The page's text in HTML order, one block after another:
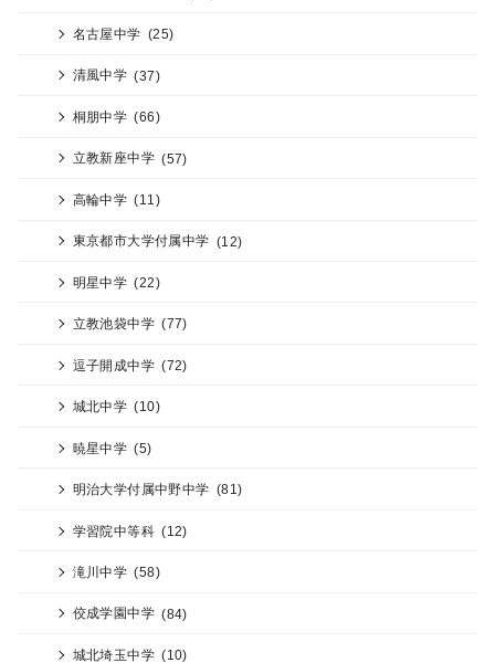
名古屋中学 (25)
清風中学 (37)
桐朋中学 (66)
立教新座中学 (57)
高輪中学 (11)
東京都市大学付属中学 (12)
明星中学 (22)
立教池袋中学 (77)
逗子開成中学 (72)
城北中学 (10)
暁星中学 (5)
明治大学付属中野中学 (81)
学習院中等科 (12)
滝川中学 (58)
佼成学園中学 (84)
城北埼玉中学 (10)